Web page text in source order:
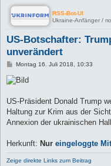
RSS-Bot-UI
Ukraine-Anfänger /
US-Botschafter:
unverändert
B
i
t
a
g
Montag 16. Juli 2018, 10:33
US-Präsident Donald Trump
Haltung zur Krim aus der
Annexion der ukrainischen
Herkunft: Nur eingeloggte
Zeige direkte Links zum Beitrag